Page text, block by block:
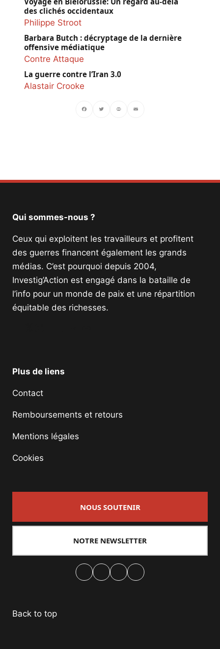
des clichés occidentaux
Philippe Stroot
Barbara Butch : décryptage de la dernière
offensive médiatique
Contre Attaque
La guerre contre l’Iran 3.0
Alastair Crooke
Qui sommes-nous ?
Ceux qui exploitent les travailleurs et profitent
des guerres financent également les grands
médias. C’est pourquoi depuis 2004,
Investig’Action est engagé dans la bataille de
l’info pour un monde de paix et une répartition
équitable des richesses.
Plus de liens
Contact
Remboursements et retours
Mentions légales
Cookies
NOUS SOUTENIR
NOTRE NEWSLETTER
Back to top